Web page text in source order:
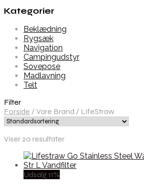
Kategorier
Beklædning
Rygsæk
Navigation
Campingudstyr
Sovepose
Madlavning
Telt
Filter
Forside / Vare Brand / LifeStraw
Viser 20 resultater
Udsalg 11%